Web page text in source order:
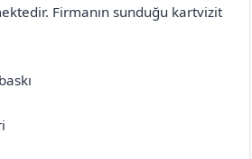
Firmanın sunduğu kartvizit